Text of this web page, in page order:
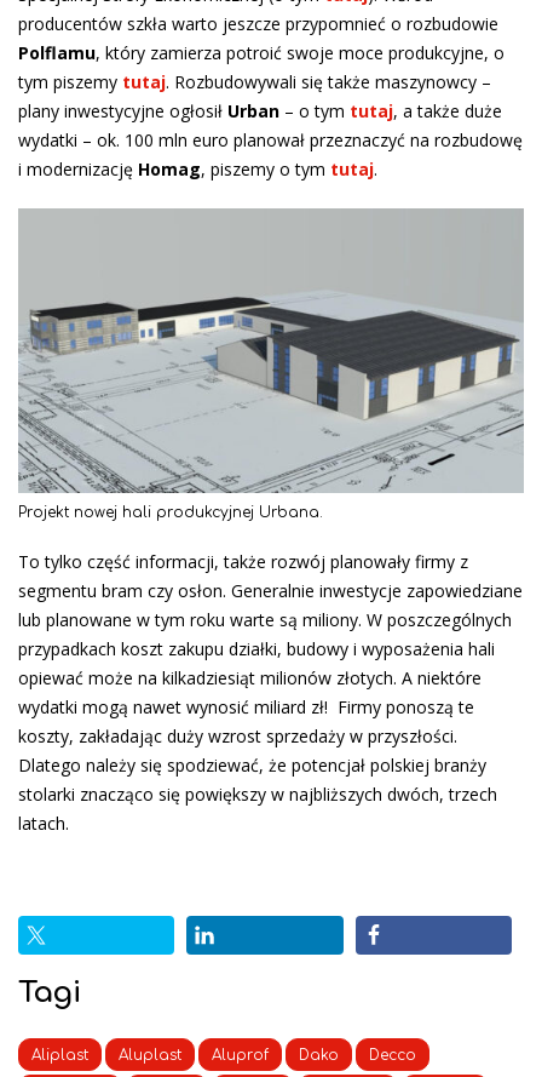
producentów szkła warto jeszcze przypomnieć o rozbudowie
Polflamu, który zamierza potroić swoje moce produkcyjne, o
tym piszemy tutaj. Rozbudowywali się także maszynowcy –
plany inwestycyjne ogłosił Urban – o tym tutaj, a także duże
wydatki – ok. 100 mln euro planował przeznaczyć na rozbudowę
i modernizację Homag, piszemy o tym tutaj.
Projekt nowej hali produkcyjnej Urbana.
To tylko część informacji, także rozwój planowały firmy z
segmentu bram czy osłon. Generalnie inwestycje zapowiedziane
lub planowane w tym roku warte są miliony. W poszczególnych
przypadkach koszt zakupu działki, budowy i wyposażenia hali
opiewać może na kilkadziesiąt milionów złotych. A niektóre
wydatki mogą nawet wynosić miliard zł! Firmy ponoszą te
koszty, zakładając duży wzrost sprzedaży w przyszłości.
Dlatego należy się spodziewać, że potencjał polskiej branży
stolarki znacząco się powiększy w najbliższych dwóch, trzech
latach.
Tagi
Aliplast Aluplast Aluprof Dako Decco